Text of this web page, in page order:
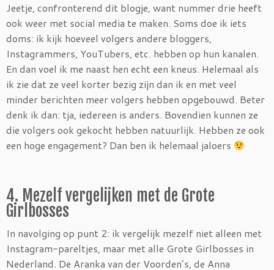
Jeetje, confronterend dit blogje, want nummer drie heeft
ook weer met social media te maken. Soms doe ik iets
doms: ik kijk hoeveel volgers andere bloggers,
Instagrammers, YouTubers, etc. hebben op hun kanalen.
En dan voel ik me naast hen echt een kneus. Helemaal als
ik zie dat ze veel korter bezig zijn dan ik en met veel
minder berichten meer volgers hebben opgebouwd. Beter
denk ik dan: tja, iedereen is anders. Bovendien kunnen ze
die volgers ook gekocht hebben natuurlijk. Hebben ze ook
een hoge engagement? Dan ben ik helemaal jaloers
4. Mezelf vergelijken met de Grote
Girlbosses
In navolging op punt 2: ik vergelijk mezelf niet alleen met
Instagram-pareltjes, maar met alle Grote Girlbosses in
Nederland. De Aranka van der Voorden’s, de Anna